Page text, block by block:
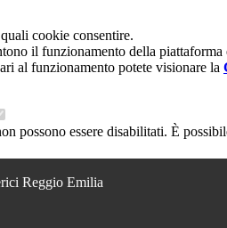
cookie consentire.
il funzionamento della
al funzionamento potete visionare la
possono essere disabilitati. È
Reggio Emilia